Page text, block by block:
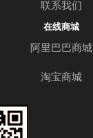
联系我们
在线商城
阿里巴巴商城
淘宝商城